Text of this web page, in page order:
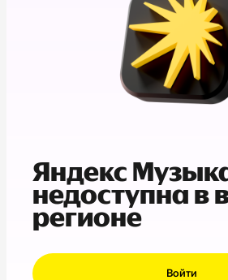
Яндекс
недоступна в
регионе
Войти